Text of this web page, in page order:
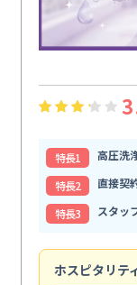
特⻑1
高圧洗
特⻑2
直接契
特⻑3
スタッ
ホスピタリテ